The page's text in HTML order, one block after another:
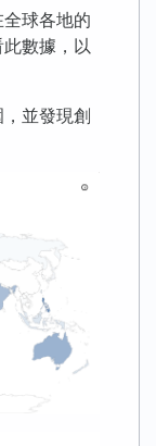
全球各地的
數據，以
並發現創